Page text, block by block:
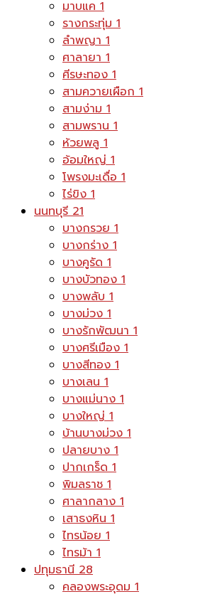
มาบแค1
รางกระทุ่ม1
ลำพญา1
ศาลายา1
ศีรษะทอง1
สามควายเผือก1
สามง่าม1
สามพราน1
ห้วยพลู1
อ้อมใหญ่1
โพรงมะเดื่อ1
ไร่ขิง1
นนทบุรี21
บางกรวย1
บางกร่าง1
บางคูรัด1
บางบัวทอง1
บางพลับ1
บางม่วง1
บางรักพัฒนา1
บางศรีเมือง1
บางสีทอง1
บางเลน1
บางแม่นาง1
บางใหญ่1
บ้านบางม่วง1
ปลายบาง1
ปากเกร็ด1
พิมลราช1
ศาลากลาง1
เสาธงหิน1
ไทรน้อย1
ไทรม้า1
ปทุมธานี28
คลองพระอุดม1